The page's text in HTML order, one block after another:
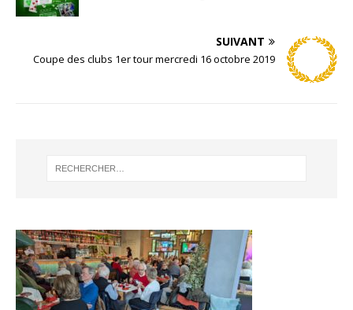
SUIVANT
Coupe des clubs 1er tour mercredi 16 octobre 2019